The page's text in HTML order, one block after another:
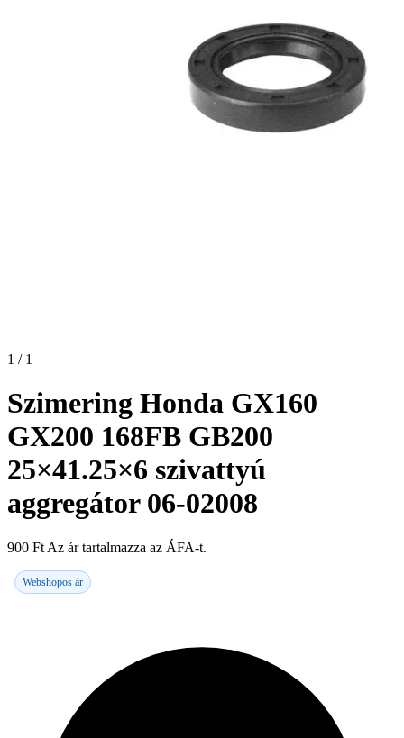
1 / 1
Szimering Honda GX160
GX200 168FB GB200
25×41.25×6 szivattyú
aggregátor 06-02008
900 Ft Az ár tartalmazza az ÁFA-t.
Webshopos ár